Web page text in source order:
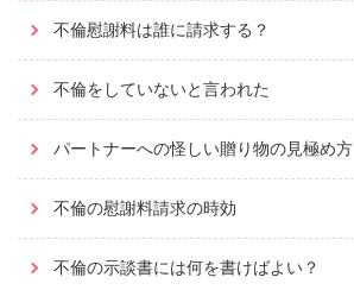
不倫慰謝料は誰に請求する？
不倫をしていないと言われた
パートナーへの怪しい贈り物の見極め方
不倫の慰謝料請求の時効
不倫の示談書には何を書けばよい？